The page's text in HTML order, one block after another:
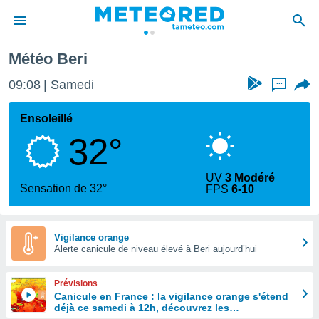
de
Météo Beri
09:08 Samedi ...
Ensoleillé
32°
Sensation de 32°
UV3 Modéré
FPS6-10
Vigilance orange
Alerte canicule de niveau élevé à Beri aujourd’hui
Prévisions
Canicule en France : la vigilance orange s'étend
déjà ce samedi à 12h, découvrez les